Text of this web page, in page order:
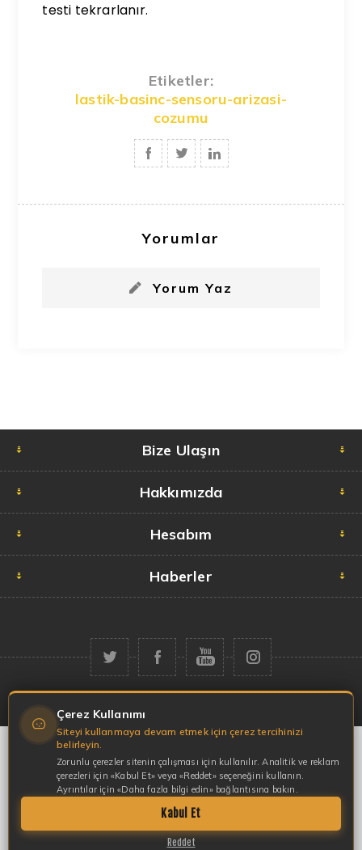
testi tekrarlanır.
Etiketler:
lastik-basinc-sensoru-arizasi-
cozumu
Yorumlar
Yorum Yaz
Bize Ulaşın
Hakkımızda
Hesabım
Haberler
Telif hakkı © 2026 Garaj Market. Tüm hakları saklıdır.
Çerez Kullanımı
Siteyi kullanmaya devam etmek için çerez tercihinizi
belirleyin.
Zorunlu çerezler sitenin çalışması için kullanılır. Analitik ve reklam
çerezleri için «Kabul Et» veya «Reddet» seçeneğini kullanın.
Ayrıntılar için «Daha fazla bilgi edin» bağlantısına bakın.
Kabul Et
Reddet